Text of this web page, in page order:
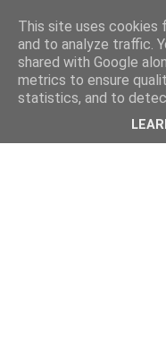
This site uses cookies
and to analyze traffic.
shared with Google
metrics to ensure
statistics, and to